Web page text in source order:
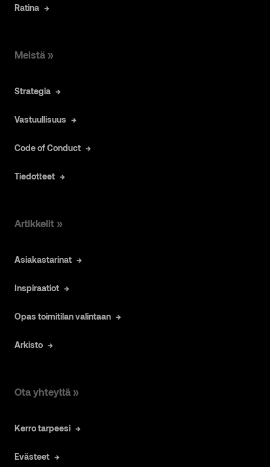
Ratina
Meistä »
Strategia
Vastuullisuus
Code of Conduct
Tiedotteet
Artikkelit »
Asiakastarinat
Inspiraatiot
Opas toimitilan valintaan
Arkisto
Ota yhteyttä »
Kerro tarpeesi
Evästeet